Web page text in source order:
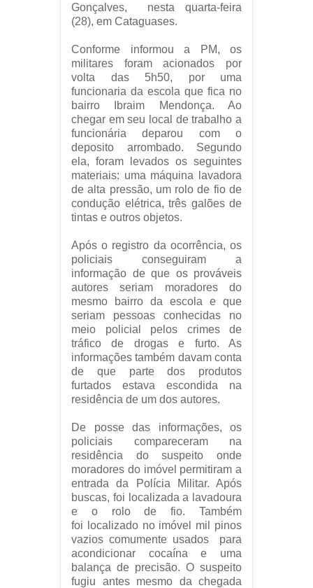
Gonçalves, nesta quarta-feira
(28), em Cataguases.
Conforme informou a PM, os
militares foram acionados por
volta das 5h50, por uma
funcionaria da escola que fica no
bairro Ibraim Mendonça. Ao
chegar em seu local de trabalho a
funcionária deparou com o
deposito arrombado. Segundo
ela, foram levados os seguintes
materiais: uma máquina lavadora
de alta pressão, um rolo de fio de
condução elétrica, três galões de
tintas e outros objetos.
Após o registro da ocorrência, os
policiais conseguiram a
informação de que os prováveis
autores seriam moradores do
mesmo bairro da escola e que
seriam pessoas conhecidas no
meio policial pelos crimes de
tráfico de drogas e furto. As
informações também davam conta
de que parte dos produtos
furtados estava escondida na
residência de um dos autores.
De posse das informações, os
policiais compareceram na
residência do suspeito onde
moradores do imóvel permitiram a
entrada da Polícia Militar. Após
buscas, foi localizada a lavadoura
e o rolo de fio. Também
foi
localizado no imóvel mil pinos
vazios comumente usados para
acondicionar cocaína e uma
balança de precisão. O suspeito
fugiu antes mesmo da chegada